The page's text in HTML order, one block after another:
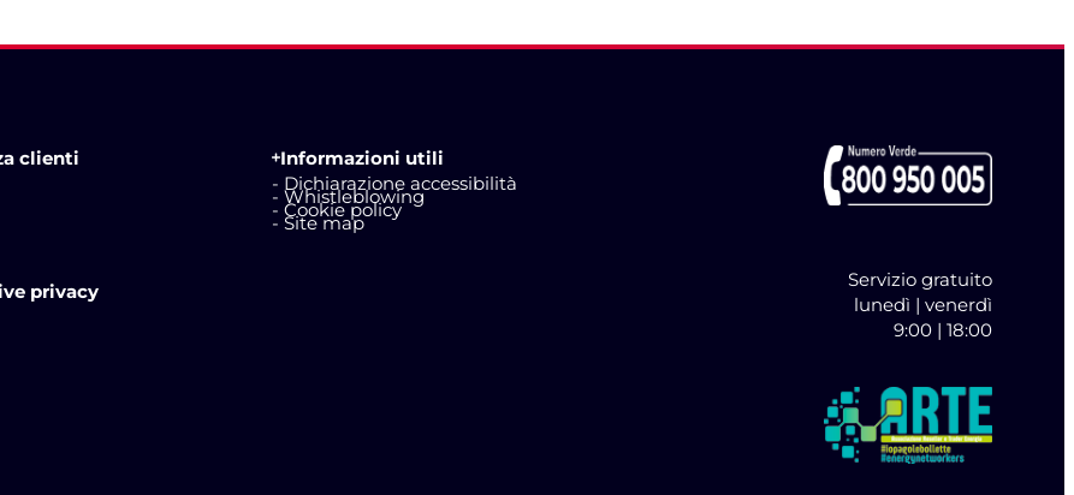
clienti
privacy
Informazioni utili
- Dichiarazione accessibilità
- Whistleblowing
- Cookie policy
- Site map
Servizio gratuito
lunedì | venerdì
9:00 | 18:00